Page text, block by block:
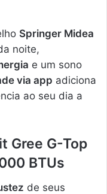
Springer Midea
noite,
e um sono
via app adiciona
ao seu dia a
Gree G-Top
BTUs
de seus